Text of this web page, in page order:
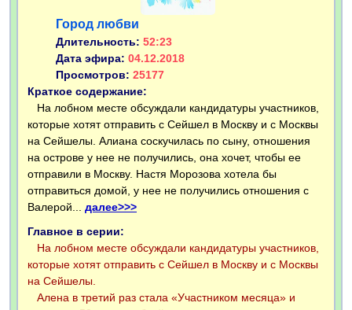
Город любви
Длительность: 52:23
Дата эфира: 04.12.2018
Просмотров: 25177
Краткое содержание:
На лобном месте обсуждали кандидатуры участников,
которые хотят отправить с Сейшел в Москву и с Москвы
на Сейшелы. Алиана соскучилась по сыну, отношения
на острове у нее не получились, она хочет, чтобы ее
отправили в Москву. Настя Морозова хотела бы
отправиться домой, у нее не получились отношения с
Валерой... далее>>>
Главное в серии:
На лобном месте обсуждали кандидатуры участников,
которые хотят отправить с Сейшел в Москву и с Москвы
на Сейшелы.
Алена в третий раз стала «Участником месяца» и